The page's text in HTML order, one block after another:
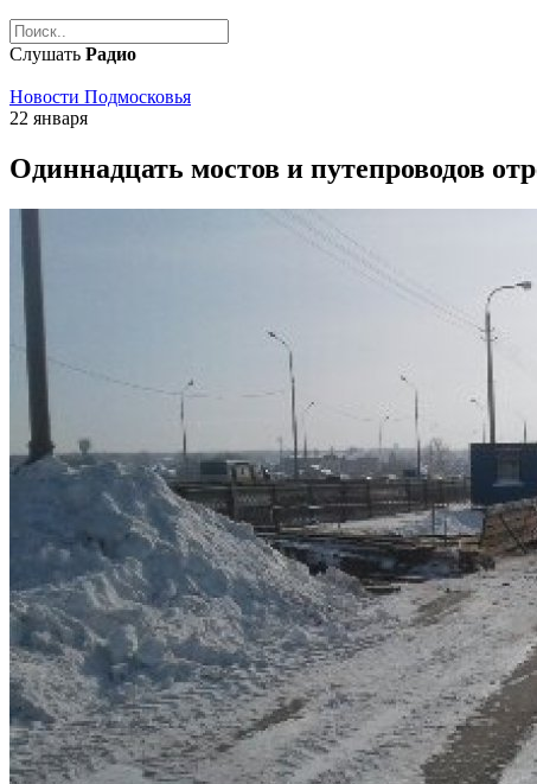
Слушать Радио
Новости Подмосковья
22 января
Одиннадцать мостов и путепроводов